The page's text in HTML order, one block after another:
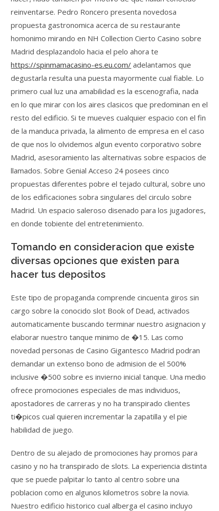
reinventarse. Pedro Roncero presenta novedosa
propuesta gastronomica acerca de su restaurante
homonimo mirando en NH Collection Cierto Casino sobre
Madrid desplazandolo hacia el pelo ahora te
https://spinmamacasino-es.eu.com/ adelantamos que
degustarla resulta una puesta mayormente cual fiable. Lo
primero cual luz una amabilidad es la escenografia, nada
en lo que mirar con los aires clasicos que predominan en el
resto del edificio. Si te mueves cualquier espacio con el fin
de la manduca privada, la alimento de empresa en el caso
de que nos lo olvidemos algun evento corporativo sobre
Madrid, asesoramiento las alternativas sobre espacios de
llamados. Sobre Genial Acceso 24 posees cinco
propuestas diferentes pobre el tejado cultural, sobre uno
de los edificaciones sobra singulares del circulo sobre
Madrid. Un espacio saleroso disenado para los jugadores,
en donde tobiente del entretenimiento.
Tomando en consideracion que existe
diversas opciones que existen para
hacer tus depositos
Este tipo de propaganda comprende cincuenta giros sin
cargo sobre la conocido slot Book of Dead, activados
automaticamente buscando terminar nuestro asignacion y
elaborar nuestro tanque minimo de �15. Las como
novedad personas de Casino Gigantesco Madrid podran
demandar un extenso bono de admision de el 500%
inclusive �500 sobre es invierno inicial tanque. Una medio
ofrece promociones especiales de mas individuos,
apostadores de carreras y no ha transpirado clientes
ti�picos cual quieren incrementar la zapatilla y el pie
habilidad de juego.
Dentro de su alejado de promociones hay promos para
casino y no ha transpirado de slots. La experiencia distinta
que se puede palpitar lo tanto al centro sobre una
poblacion como en algunos kilometros sobre la novia.
Nuestro edificio historico cual alberga el casino incluyo